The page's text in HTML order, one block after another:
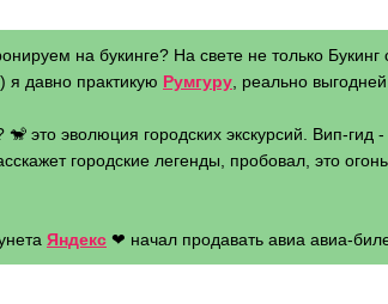
на букинге? На свете не только Букинг
давно практикую Румгуру , реально
🐒 это эволюция городских экскурсий. Вип-
городские легенды, пробовал, это
Яндекс ❤ начал продавать авиа авиа-